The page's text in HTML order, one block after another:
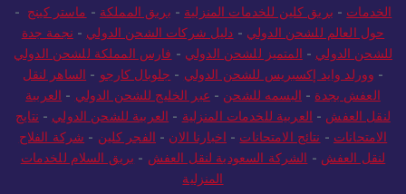
-شركة الكوثر -شركة السعد-الرهوان للشحن-اعمار المريم -دليل
الخدمات-بريق كلين للخدمات المنزلية-بريق المملكة- ماستر كينج-
حول العالم للشحن الدولي-دليل شركات الشحن الدولي -نجمة جدة
للشحن الدولي -المتميز للشحن الدولي - فارس المملكة للشحن الدولي
-وورلد وايد إكسبريس للشحن الدولي-جلوبال كارجو-الساهر لنقل
العفش بجدة -البسمه للشحن -عبر الخليج للشحن الدولي -العربية
لنقل العفش-العربية للخدمات المنزلية- العربية للشحن الدولي -نتايج
الامتحانات- نتائج الامتحانات- اخبارنا الان-الفجر كلين-شركة الفلاح
الشركة السعودية لنقل العفش